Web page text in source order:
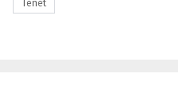
Tenet